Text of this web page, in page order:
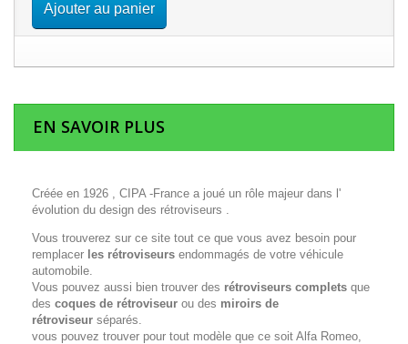
Ajouter au panier
EN SAVOIR PLUS
Créée en 1926 , CIPA -France a joué un rôle majeur dans l'
évolution du design des rétroviseurs .
Vous trouverez sur ce site tout ce que vous avez besoin pour
remplacer les rétroviseurs endommagés de votre véhicule
automobile.
Vous pouvez aussi bien trouver des rétroviseurs complets que
des coques de rétroviseur ou des miroirs de
rétroviseur séparés.
vous pouvez trouver pour tout modèle que ce soit Alfa Romeo,